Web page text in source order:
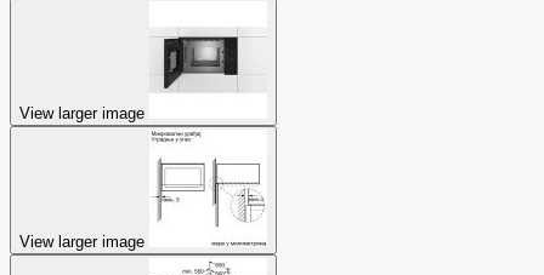
View larger image
View larger image